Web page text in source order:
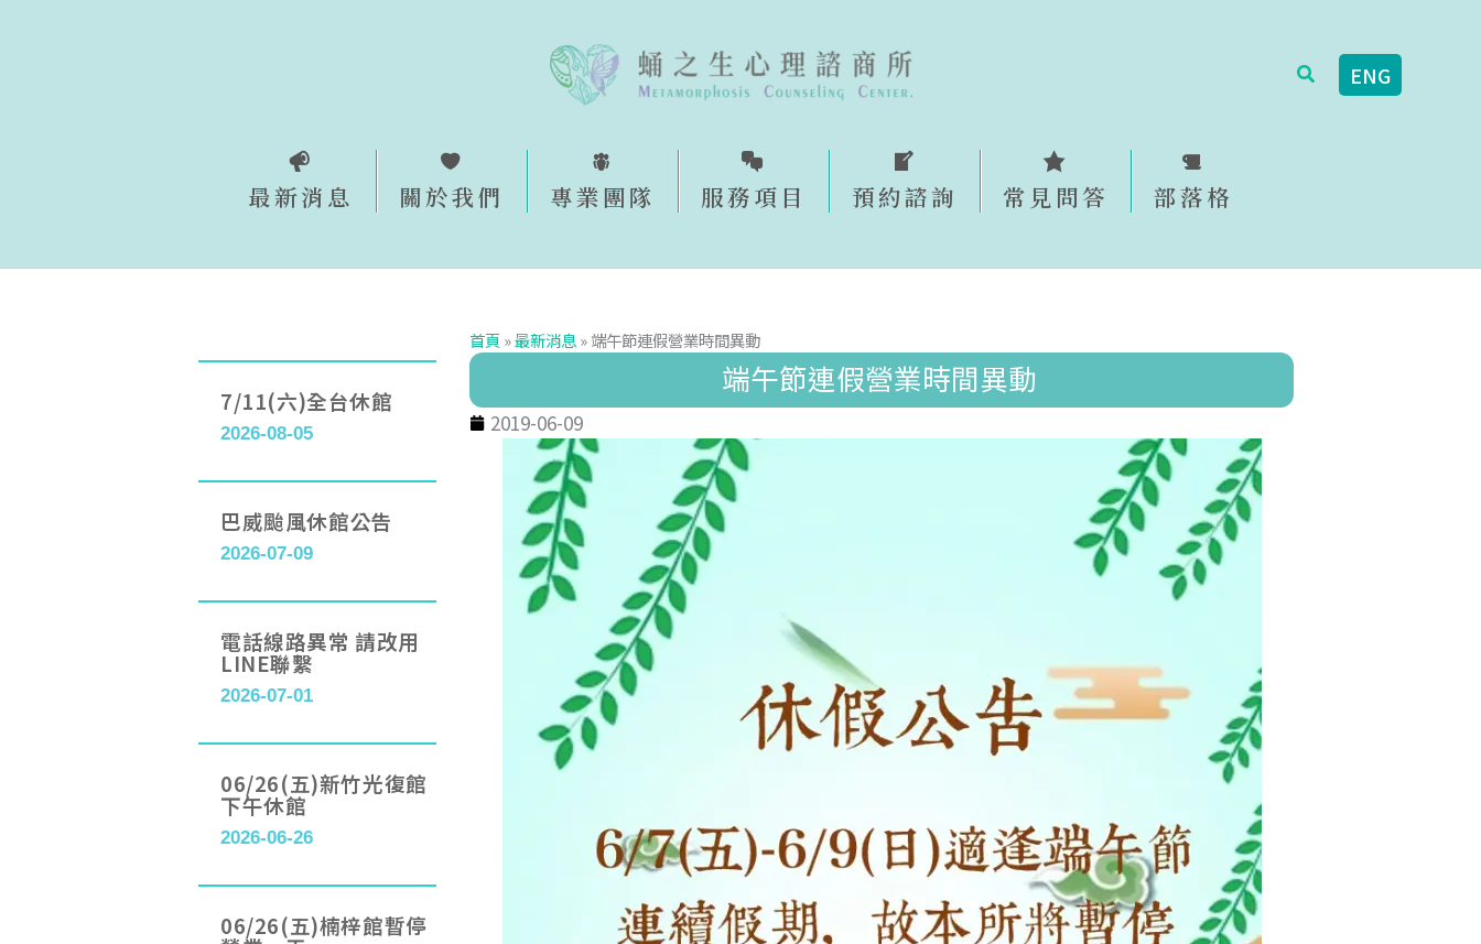
搜
ENG
最新消息 關於我們 專業團隊 服務項目 預約諮詢​ 常見問答 部落格
7/11(六)全台休館
2026-08-05
巴威颱風休館公告
2026-07-09
電話線路異常 請改用
LINE聯繫
2026-07-01
06/26(五)新竹光復館
下午休館
2026-06-26
06/26(五)楠梓館暫停
首頁 »最新消息»端午節連假營業時間異動
端午節連假營業時間異動
2019-06-09